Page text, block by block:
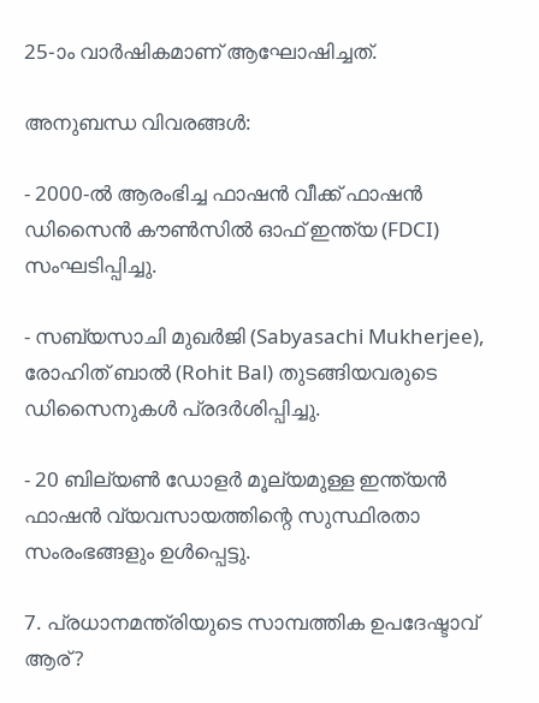
25-ാം വാർഷികമാണ് ആഘോഷിച്ചത്.
അനുബന്ധ വിവരങ്ങൾ:
- 2000-ൽ ആരംഭിച്ച ഫാഷൻ വീക്ക് ഫാഷൻ
ഡിസൈൻ കൗൺസിൽ ഓഫ് ഇന്ത്യ (FDCI)
സംഘടിപ്പിച്ചു.
- സബ്യസാചി മുഖർജി (Sabyasachi Mukherjee),
രോഹിത് ബാൽ (Rohit Bal) തുടങ്ങിയവരുടെ
ഡിസൈനുകൾ പ്രദർശിപ്പിച്ചു.
- 20 ബില്യൺ ഡോളർ മൂല്യമുള്ള ഇന്ത്യൻ
ഫാഷൻ വ്യവസായത്തിന്റെ സുസ്ഥിരതാ
സംരംഭങ്ങളും ഉൾപ്പെട്ടു.
7. പ്രധാനമന്ത്രിയുടെ സാമ്പത്തിക ഉപദേഷ്ടാവ്
ആര് ?